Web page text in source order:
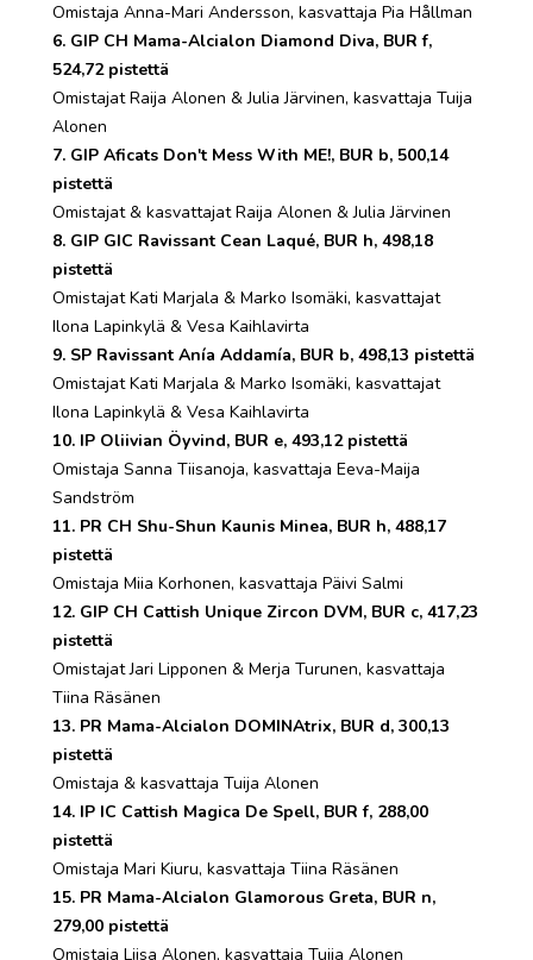
Omistaja Anna-Mari Andersson, kasvattaja Pia Hållman
6. GIP CH Mama-Alcialon Diamond Diva, BUR f,
524,72 pistettä
Omistajat Raija Alonen & Julia Järvinen, kasvattaja Tuija
Alonen
7. GIP Aficats Don't Mess With ME!, BUR b, 500,14
pistettä
Omistajat & kasvattajat Raija Alonen & Julia Järvinen
8. GIP GIC Ravissant Cean Laqué, BUR h, 498,18
pistettä
Omistajat Kati Marjala & Marko Isomäki, kasvattajat
Ilona Lapinkylä & Vesa Kaihlavirta
9. SP Ravissant Anía Addamía, BUR b, 498,13 pistettä
Omistajat Kati Marjala & Marko Isomäki, kasvattajat
Ilona Lapinkylä & Vesa Kaihlavirta
10. IP Oliivian Öyvind, BUR e, 493,12 pistettä
Omistaja Sanna Tiisanoja, kasvattaja Eeva-Maija
Sandström
11. PR CH Shu-Shun Kaunis Minea, BUR h, 488,17
pistettä
Omistaja Miia Korhonen, kasvattaja Päivi Salmi
12. GIP CH Cattish Unique Zircon DVM, BUR c, 417,23
pistettä
Omistajat Jari Lipponen & Merja Turunen, kasvattaja
Tiina Räsänen
13. PR Mama-Alcialon DOMINAtrix, BUR d, 300,13
pistettä
Omistaja & kasvattaja Tuija Alonen
14. IP IC Cattish Magica De Spell, BUR f, 288,00
pistettä
Omistaja Mari Kiuru, kasvattaja Tiina Räsänen
15. PR Mama-Alcialon Glamorous Greta, BUR n,
279,00 pistettä
Omistaja Liisa Alonen, kasvattaja Tuija Alonen